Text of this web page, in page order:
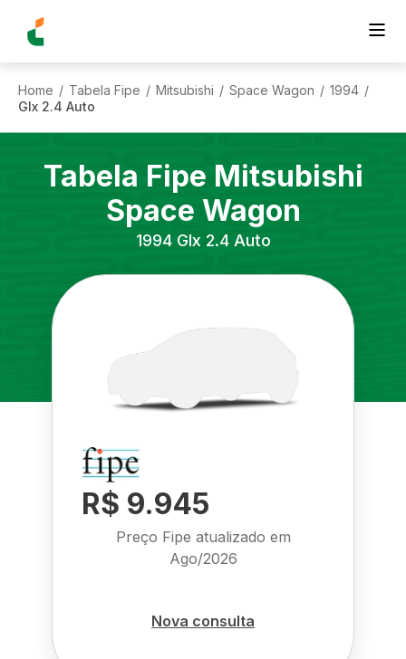
Home / Tabela Fipe / Mitsubishi / Space Wagon / 1994 /
Glx 2.4 Auto
Tabela Fipe Mitsubishi
Space Wagon
1994 Glx 2.4 Auto
R$ 9.945
Preço Fipe atualizado em
Ago/2026
Nova consulta